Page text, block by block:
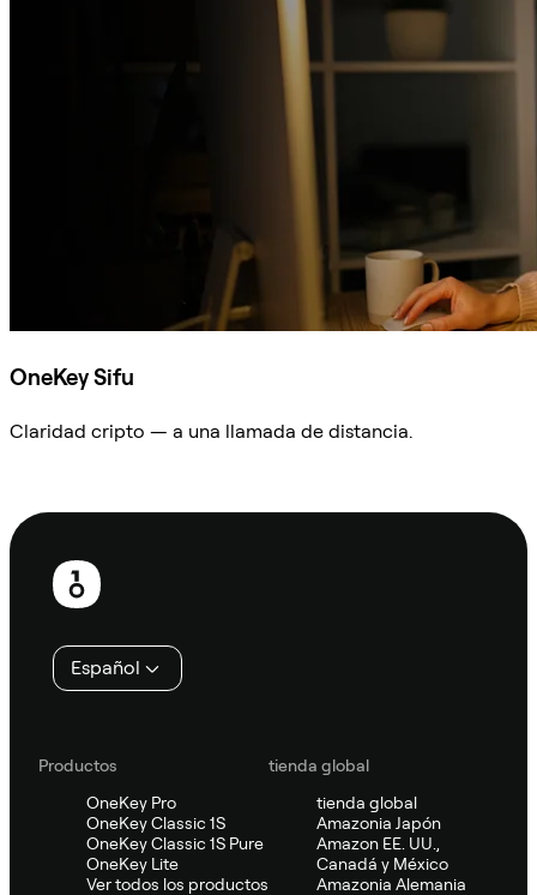
OneKey Sifu
Claridad cripto — a una llamada de distancia.
Pie
página
Español
Productos
OneKey Pro
OneKey Classic 1S
OneKey Classic 1S Pure
OneKey Lite
Ver todos los productos
tienda global
tienda global
Amazonia Japón
Amazon EE. UU.,
Canadá y México
Amazonia Alemania